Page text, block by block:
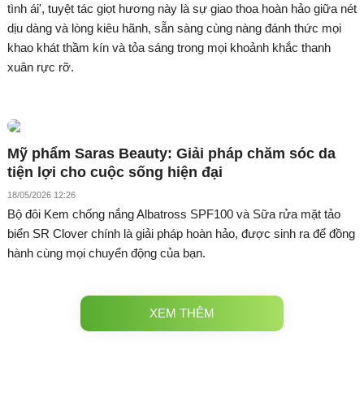
tình ái', tuyệt tác giọt hương này là sự giao thoa hoàn hảo giữa nét
dịu dàng và lòng kiêu hãnh, sẵn sàng cùng nàng đánh thức mọi
khao khát thầm kín và tỏa sáng trong mọi khoảnh khắc thanh
xuân rực rỡ.
Mỹ phẩm Saras Beauty: Giải pháp chăm sóc da
tiện lợi cho cuộc sống hiện đại
18/05/2026 12:26
Bộ đôi Kem chống nắng Albatross SPF100 và Sữa rửa mặt tảo
biển SR Clover chính là giải pháp hoàn hảo, được sinh ra để đồng
hành cùng mọi chuyển động của bạn.
XEM THÊM